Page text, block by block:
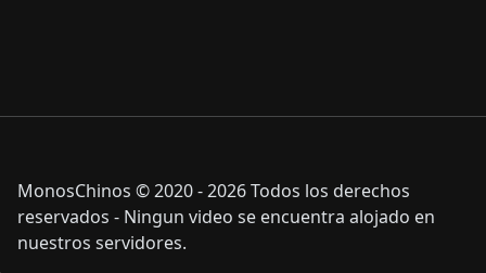
MonosChinos © 2020 - 2026 Todos los derechos
reservados - Ningun video se encuentra alojado en
nuestros servidores.